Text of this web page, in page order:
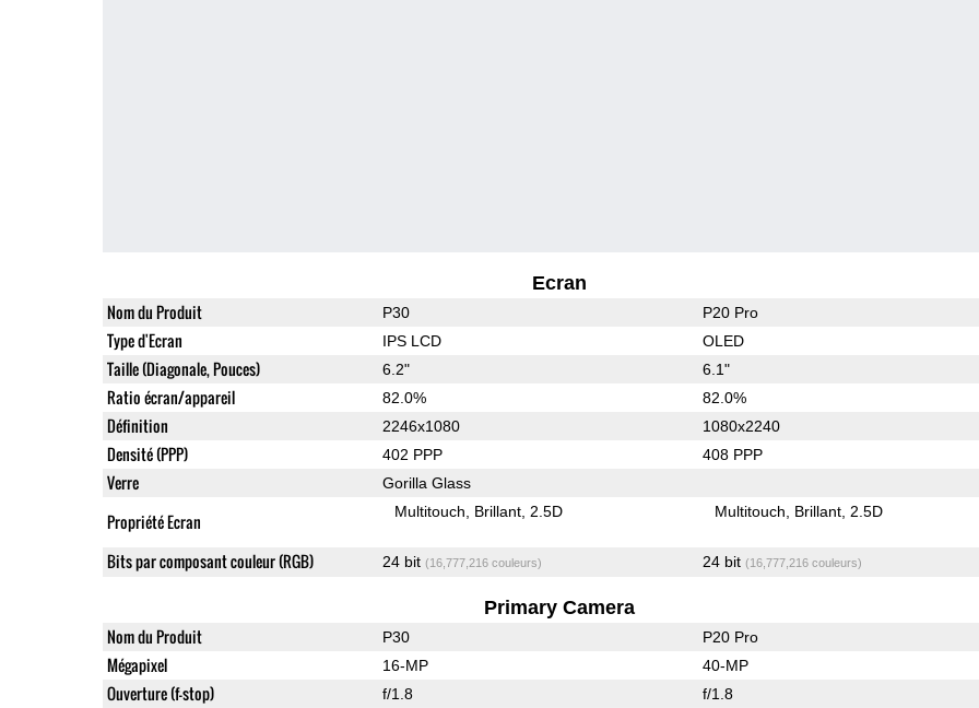
Ecran
Nom du Produit P30 P20 Pro
Type d'Ecran IPS LCD OLED
Taille (Diagonale, Pouces) 6.2" 6.1"
Ratio écran/appareil 82.0% 82.0%
Définition 2246x1080 1080x2240
Densité (PPP) 402 PPP 408 PPP
Verre Gorilla Glass
Propriété Ecran Multitouch Brillant 2.5D Multitouch Brillant 2.5D
Bits par composant couleur (RGB) 24 bit (16,777,216 couleurs) 24 bit (16,777,216 couleurs)
Primary Camera
Nom du Produit P30 P20 Pro
Mégapixel 16-MP 40-MP
Ouverture (f-stop) f/1.8 f/1.8